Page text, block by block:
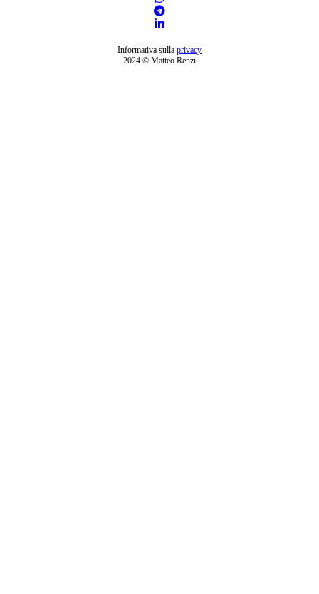
Informativa sulla privacy
2024 © Matteo Renzi